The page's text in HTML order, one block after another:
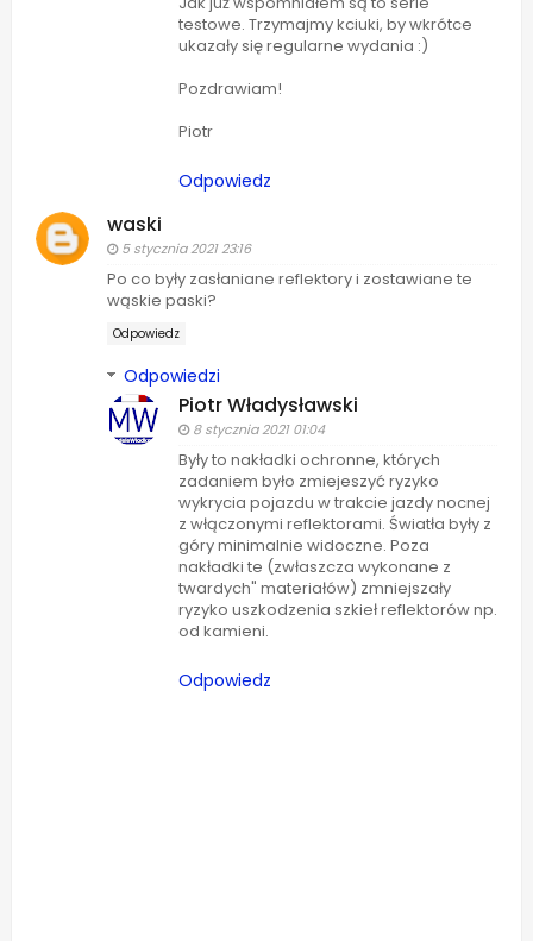
testowe. Trzymajmy kciuki, by wkrótce
ukazały się regularne wydania :)
Pozdrawiam!
Piotr
Odpowiedz
waski
5 stycznia 2021 23:16
Po co były zasłaniane reflektory i zostawiane te
wąskie paski?
Odpowiedz
Odpowiedzi
Piotr Władysławski
8 stycznia 2021 01:04
Były to nakładki ochronne, których
zadaniem było zmiejeszyć ryzyko
wykrycia pojazdu w trakcie jazdy nocnej
z włączonymi reflektorami. Światła były z
góry minimalnie widoczne. Poza
nakładki te (zwłaszcza wykonane z
twardych" materiałów) zmniejszały
ryzyko uszkodzenia szkieł reflektorów np.
od kamieni.
Odpowiedz